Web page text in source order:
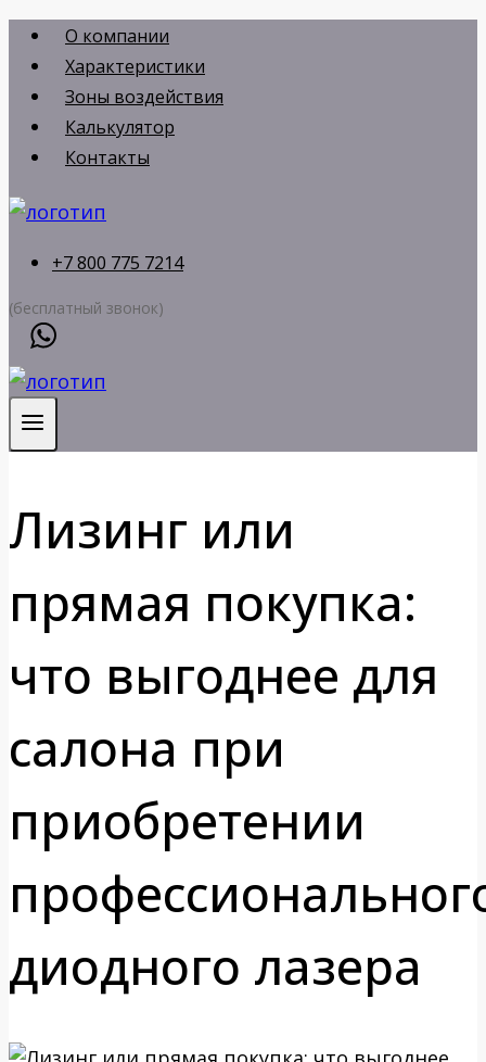
Перейти
содержимому
О компании
Характеристики
Зоны воздействия
Калькулятор
Контакты
+7 800 775 7214
(бесплатный звонок)
Лизинг или
прямая покупка:
что выгоднее для
салона при
приобретении
диодного лазера